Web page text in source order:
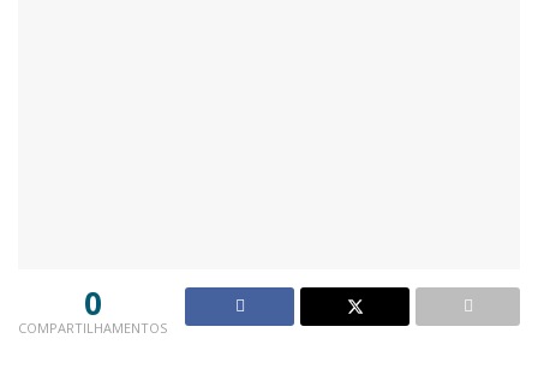
0
COMPARTILHAMENTOS